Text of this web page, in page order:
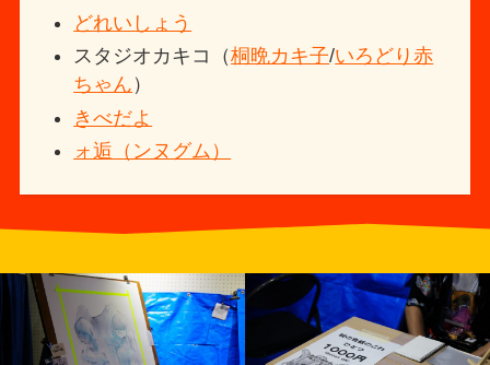
どれいしょう
スタジオカキコ（桐晩カキ子/いろどり赤
ちゃん ）
きべだよ
ォ逅（ンヌグム）